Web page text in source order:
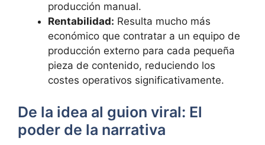
producción manual.
Rentabilidad: Resulta mucho más
económico que contratar a un equipo de
producción externo para cada pequeña
pieza de contenido, reduciendo los
costes operativos significativamente.
De la idea al guion viral: El
poder de la narrativa